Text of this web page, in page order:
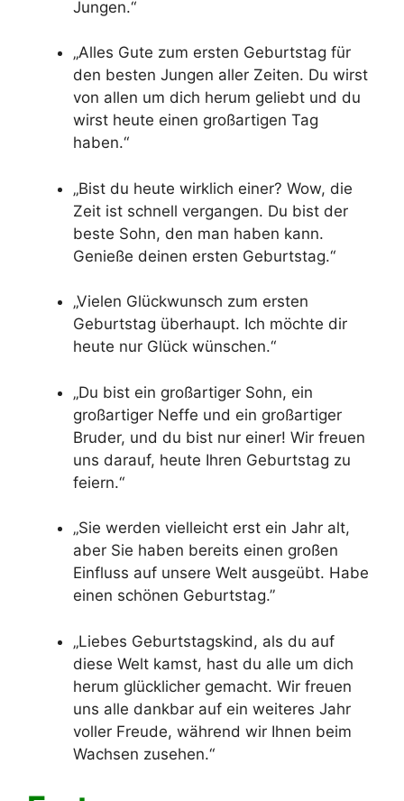
Jungen.“
„Alles Gute zum ersten Geburtstag für
den besten Jungen aller Zeiten. Du wirst
von allen um dich herum geliebt und du
wirst heute einen großartigen Tag
haben.“
„Bist du heute wirklich einer? Wow, die
Zeit ist schnell vergangen. Du bist der
beste Sohn, den man haben kann.
Genieße deinen ersten Geburtstag.“
„Vielen Glückwunsch zum ersten
Geburtstag überhaupt. Ich möchte dir
heute nur Glück wünschen.“
„Du bist ein großartiger Sohn, ein
großartiger Neffe und ein großartiger
Bruder, und du bist nur einer! Wir freuen
uns darauf, heute Ihren Geburtstag zu
feiern.“
„Sie werden vielleicht erst ein Jahr alt,
aber Sie haben bereits einen großen
Einfluss auf unsere Welt ausgeübt. Habe
einen schönen Geburtstag.”
„Liebes Geburtstagskind, als du auf
diese Welt kamst, hast du alle um dich
herum glücklicher gemacht. Wir freuen
uns alle dankbar auf ein weiteres Jahr
voller Freude, während wir Ihnen beim
Wachsen zusehen.“